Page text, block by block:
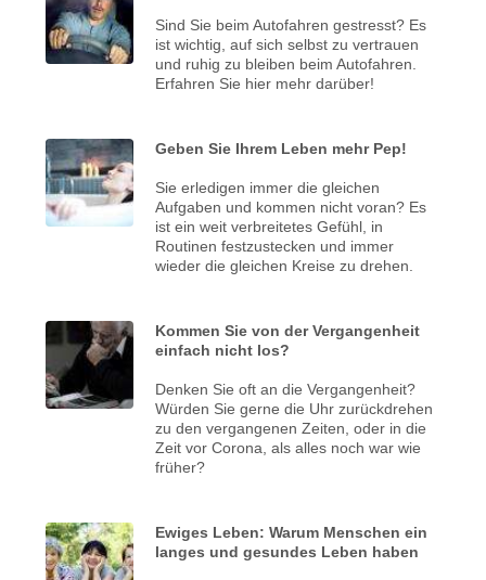
Sind Sie beim Autofahren gestresst? Es
ist wichtig, auf sich selbst zu vertrauen
und ruhig zu bleiben beim Autofahren.
Erfahren Sie hier mehr darüber!
Geben Sie Ihrem Leben mehr Pep!
Sie erledigen immer die gleichen
Aufgaben und kommen nicht voran? Es
ist ein weit verbreitetes Gefühl, in
Routinen festzustecken und immer
wieder die gleichen Kreise zu drehen.
Kommen Sie von der Vergangenheit
einfach nicht los?
Denken Sie oft an die Vergangenheit?
Würden Sie gerne die Uhr zurückdrehen
zu den vergangenen Zeiten, oder in die
Zeit vor Corona, als alles noch war wie
früher?
Ewiges Leben: Warum Menschen ein
langes und gesundes Leben haben